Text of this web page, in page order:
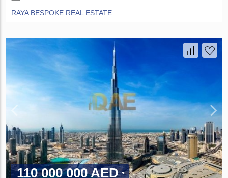
RAYA BESPOKE REAL ESTATE
110 000 000 AED